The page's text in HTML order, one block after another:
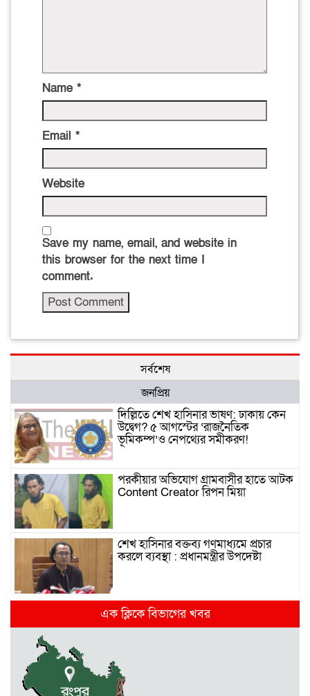
Name *
Email *
Website
Save my name, email, and website in
this browser for the next time I
comment.
সর্বশেষ
জনপ্রিয়
দিল্লিতে শেখ হাসিনার ভাষণ: ঢাকায় কেন
উদ্বেগ? ৫ আগস্টের ‘রাজনৈতিক
ভূমিকম্প’ও নেপথ্যের সমীকরণ!
পরকীয়ার অভিযোগ গ্রামবাসীর হাতে আটক
Content Creator রিপন মিয়া
শেখ হাসিনার বক্তব্য গণমাধ্যমে প্রচার
করলে ব্যবস্থা : প্রধানমন্ত্রীর উপদেষ্টা
দিল্লিতে হাসিনার গণমাধ্যমে ভাষণ নিয়ে যা
বলছে ভারত
রাজধানীর তিন ক্যাম্পাসে ছাত্রদল-
ছাত্রশিবির দফায় দফায় সংঘর্ষ
এক ক্লিকে বিভাগের খবর